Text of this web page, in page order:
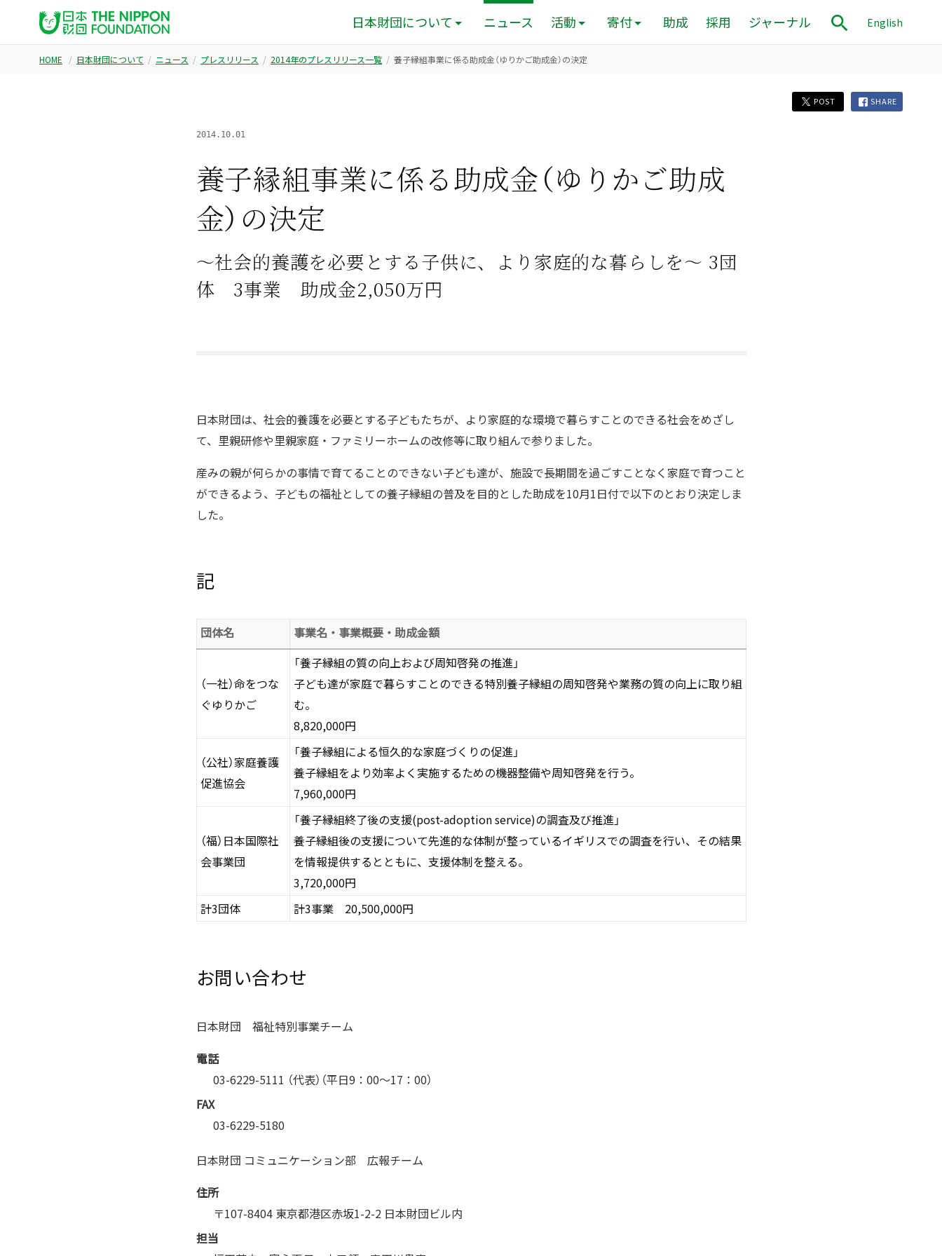
日本財団について ニュース 活動 寄付 助成 採用 ジャーナル English
HOME 日本財団について ニュース プレスリリース 2014年のプレスリリース一覧 養子縁組事業に係る助成金（ゆりかご助成金）の決定
POST SHARE
2014.10.01
養子縁組事業に係る助成金（ゆりかご助成
金）の決定
〜社会的養護を必要とする子供に、より家庭的な暮らしを〜 3団
体 3事業 助成金2,050万円
日本財団は、社会的養護を必要とする子どもたちが、より家庭的な環境で暮らすことのできる社会をめざし
て、里親研修や里親家庭・ファミリーホームの改修等に取り組んで参りました。
産みの親が何らかの事情で育てることのできない子ども達が、施設で長期間を過ごすことなく家庭で育つこと
ができるよう、子どもの福祉としての養子縁組の普及を目的とした助成を10月1日付で以下のとおり決定しま
した。
記
団体名 事業名・事業概要・助成金額
（一社）命をつな
ぐゆりかご
「養子縁組の質の向上および周知啓発の推進」
子ども達が家庭で暮らすことのできる特別養子縁組の周知啓発や業務の質の向上に取り組
む。
8,820,000円
（公社）家庭養護
促進協会
「養子縁組による恒久的な家庭づくりの促進」
養子縁組をより効率よく実施するための機器整備や周知啓発を行う。
7,960,000円
（福）日本国際社
会事業団
「養子縁組終了後の支援(post-adoption service)の調査及び推進」
養子縁組後の支援について先進的な体制が整っているイギリスでの調査を行い、その結果
を情報提供するとともに、支援体制を整える。
3,720,000円
計3団体
計3事業 20,500,000円
お問い合わせ
日本財団 福祉特別事業チーム
電話
03-6229-5111 （代表）（平日9：00〜17：00）
FAX
03-6229-5180
日本財団 コミュニケーション部 広報チーム
住所
〒107-8404 東京都港区赤坂1-2-2 日本財団ビル内
担当